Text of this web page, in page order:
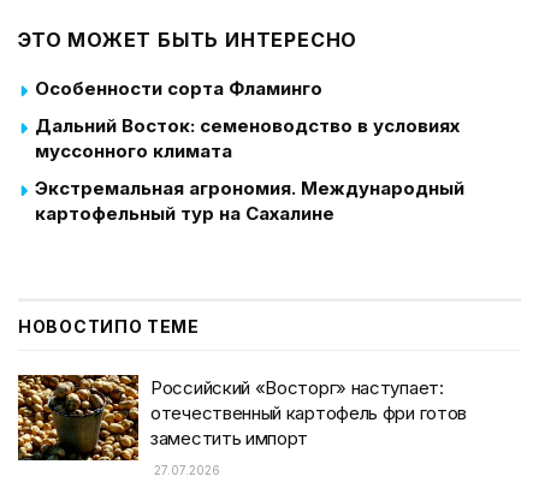
ЭТО МОЖЕТ БЫТЬ ИНТЕРЕСНО
Особенности сорта Фламинго
Дальний Восток: семеноводство в условиях
муссонного климата
Экстремальная агрономия. Международный
картофельный тур на Сахалине
НОВОСТИПО ТЕМЕ
Российский «Восторг» наступает:
отечественный картофель фри готов
заместить импорт
27.07.2026